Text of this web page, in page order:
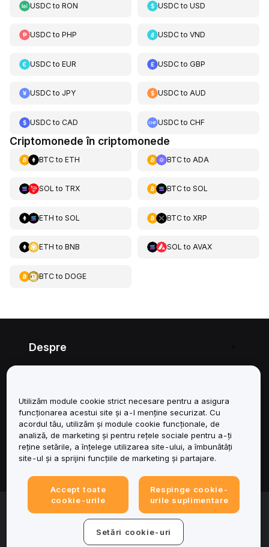
USDCto RON USDCtoUSD
USDCto PHP USDCtoVND
USDCto EUR USDCtoGBP
USDCto JPY USDCtoAUD
USDCto CAD USDCtoCHF
Criptomonede în criptomonede
BTCto ETH BTCto ADA
SOL to TRX BTCto SOL
ETH to SOL BTCto XRP
ETH to BNB SOL to AVAX
BTCto DOGE
Despre
Asistență
Produse
Juridic
© 2025-2026 Bybit.eu. All rights reserved.
Condițiile de utilizare a serviciului
Termene de
Impressum (Informații legale)
preferințe privind modulele cookie
Utilizăm module cookie strict necesare pentru a asigura
funcționarea acestui site și a-l menține securizat. Cu
acordul tău, utilizăm și module cookie funcționale, de
analiză, de marketing și pentru rețele sociale pentru a-ți
reține setările, a înțelege utilizarea site-ului, a îmbunătăți
site-ul și a sprijini funcțiile de marketing și partajare.
Accept toate
cookie-urile
Respinge cookie-
urile suplimentare
Setări cookie-uri